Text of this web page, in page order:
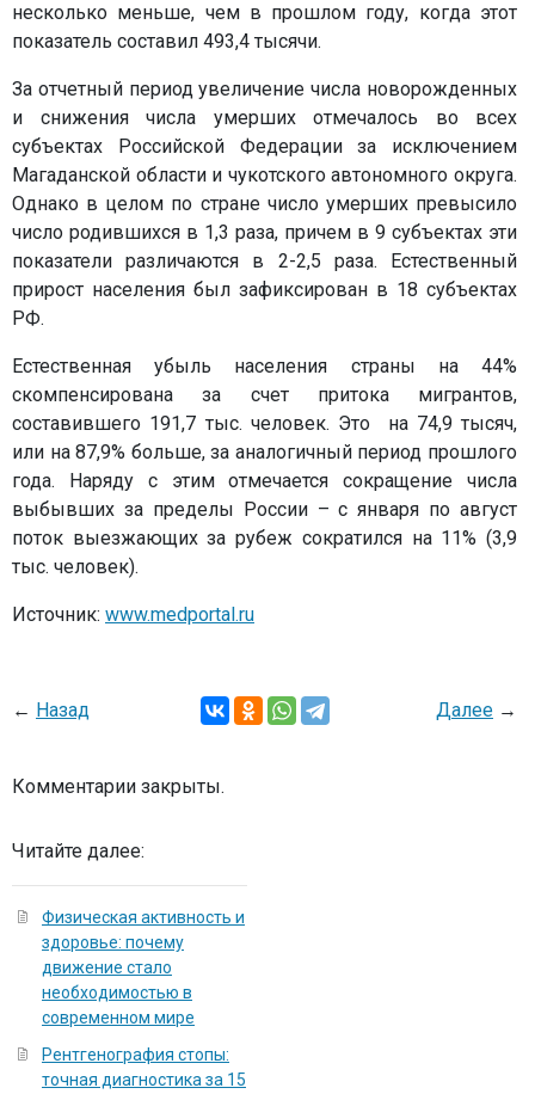
несколько меньше, чем в прошлом году, когда этот
показатель составил 493,4 тысячи.
За отчетный период увеличение числа новорожденных
и снижения числа умерших отмечалось во всех
субъектах Российской Федерации за исключением
Магаданской области и чукотского автономного округа.
Однако в целом по стране число умерших превысило
число родившихся в 1,3 раза, причем в 9 субъектах эти
показатели различаются в 2-2,5 раза. Естественный
прирост населения был зафиксирован в 18 субъектах
РФ.
Естественная убыль населения страны на 44%
скомпенсирована за счет притока мигрантов,
составившего 191,7 тыс. человек. Это на 74,9 тысяч,
или на 87,9% больше, за аналогичный период прошлого
года. Наряду с этим отмечается сокращение числа
выбывших за пределы России – с января по август
поток выезжающих за рубеж сократился на 11% (3,9
тыс. человек).
Источник: www.medportal.ru
← Назад Далее →
Комментарии закрыты.
Читайте далее:
Физическая активность и
здоровье: почему
движение стало
необходимостью в
современном мире
Рентгенография стопы:
точная диагностика за 15